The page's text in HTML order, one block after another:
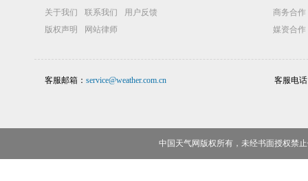
关于我们 联系我们
用户反馈
版权声明
网站律师
商务合作
媒资合作
客服邮箱： service@weather.com.cn 客服电
中国天气网版权所有，未经书面授权